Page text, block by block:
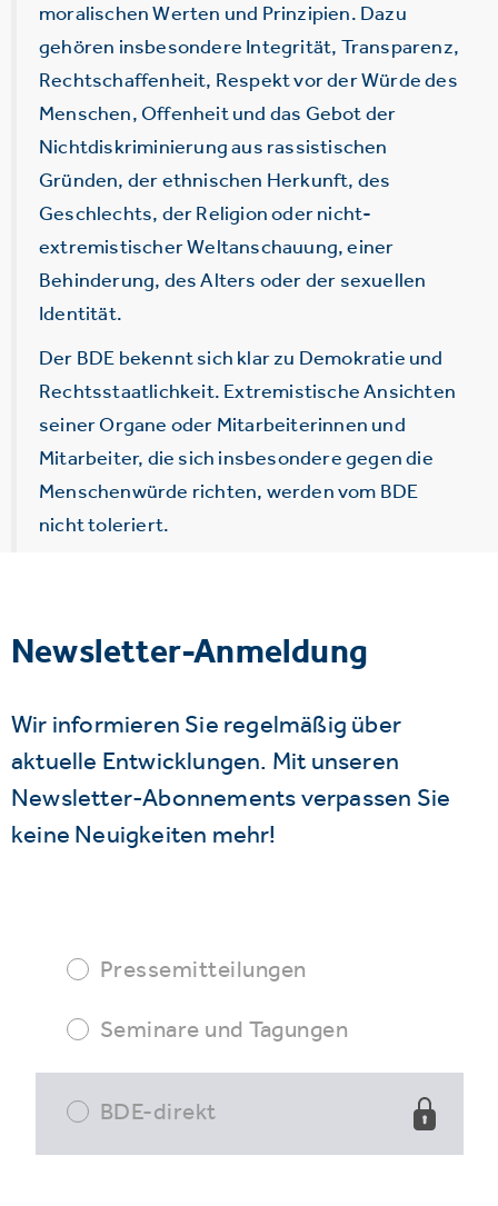
moralischen Werten und Prinzipien. Dazu
gehören insbesondere Integrität, Transparenz,
Rechtschaffenheit, Respekt vor der Würde des
Menschen, Offenheit und das Gebot der
Nichtdiskriminierung aus rassistischen
Gründen, der ethnischen Herkunft, des
Geschlechts, der Religion oder nicht-
extremistischer Weltanschauung, einer
Behinderung, des Alters oder der sexuellen
Identität.
Der BDE bekennt sich klar zu Demokratie und
Rechtsstaatlichkeit. Extremistische Ansichten
seiner Organe oder Mitarbeiterinnen und
Mitarbeiter, die sich insbesondere gegen die
Menschenwürde richten, werden vom BDE
nicht toleriert.
Newsletter-Anmeldung
Wir informieren Sie regelmäßig über
aktuelle Entwicklungen. Mit unseren
Newsletter-Abonnements verpassen Sie
keine Neuigkeiten mehr!
Pressemitteilungen
Seminare und Tagungen
BDE-direkt